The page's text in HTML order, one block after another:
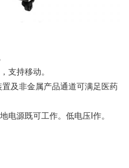
支持移动。
及非金属产品通道可满足医药
电源既可工作。低电压I作。